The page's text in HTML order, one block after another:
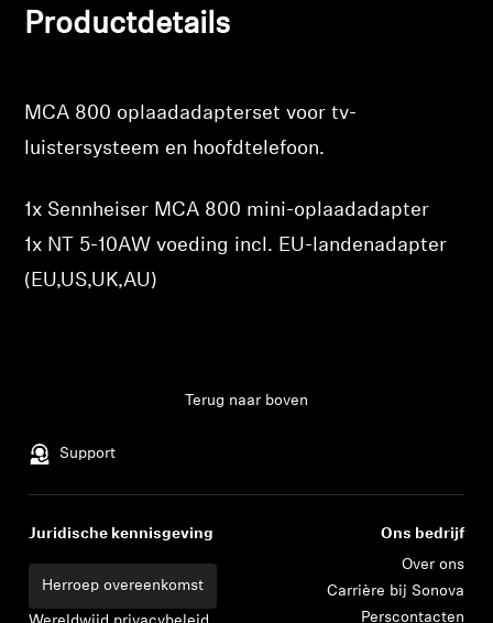
Over ons
Sound Space
Support
Professioneel
Productdetails
MCA 800 oplaadadapterset voor tv-
luistersysteem en hoofdtelefoon.
1x Sennheiser MCA 800 mini-oplaadadapter
1x NT 5-10AW voeding incl. EU-landenadapter
(EU,US,UK,AU)
Support
Terug naar boven
Juridische kennisgeving
Herroep overeenkomst
Ons bedrijf
Over ons
Carrière bij Sonova
Perscontacten
Inloggen vereist